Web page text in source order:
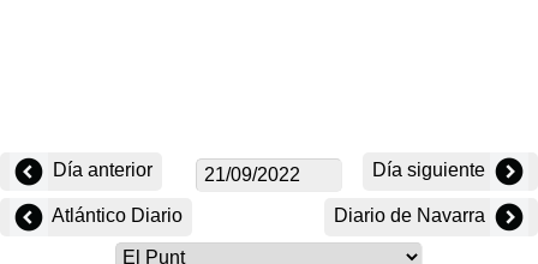
Día anterior Día siguiente
Atlántico Diario Diario de Navarra